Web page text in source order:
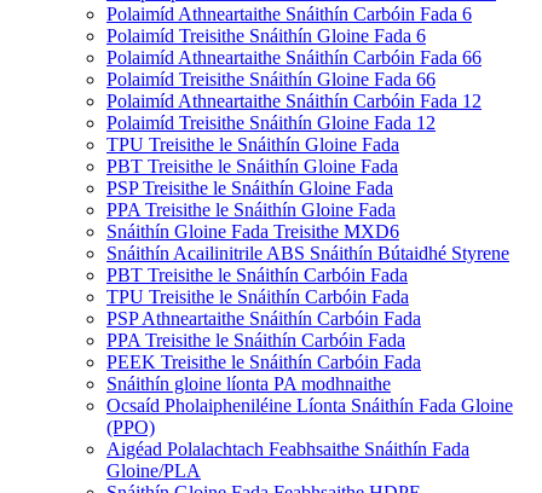
Polaimíd Athneartaithe Snáithín Carbóin Fada 6
Polaimíd Treisithe Snáithín Gloine Fada 6
Polaimíd Athneartaithe Snáithín Carbóin Fada 66
Polaimíd Treisithe Snáithín Gloine Fada 66
Polaimíd Athneartaithe Snáithín Carbóin Fada 12
Polaimíd Treisithe Snáithín Gloine Fada 12
TPU Treisithe le Snáithín Gloine Fada
PBT Treisithe le Snáithín Gloine Fada
PSP Treisithe le Snáithín Gloine Fada
PPA Treisithe le Snáithín Gloine Fada
Snáithín Gloine Fada Treisithe MXD6
Snáithín Acailinitrile ABS Snáithín Bútaidhé Styrene
PBT Treisithe le Snáithín Carbóin Fada
TPU Treisithe le Snáithín Carbóin Fada
PSP Athneartaithe Snáithín Carbóin Fada
PPA Treisithe le Snáithín Carbóin Fada
PEEK Treisithe le Snáithín Carbóin Fada
Snáithín gloine líonta PA modhnaithe
Ocsaíd Pholaipheniléine Líonta Snáithín Fada Gloine
(PPO)
Aigéad Polalachtach Feabhsaithe Snáithín Fada
Gloine/PLA